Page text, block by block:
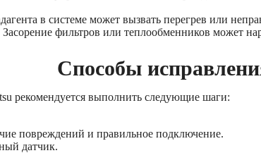
в системе может вызвать перегрев или
Засорение фильтров или теплообменников может
Способы
рекомендуется выполнить следующие шаги:
повреждений и правильное подключение.
датчик.